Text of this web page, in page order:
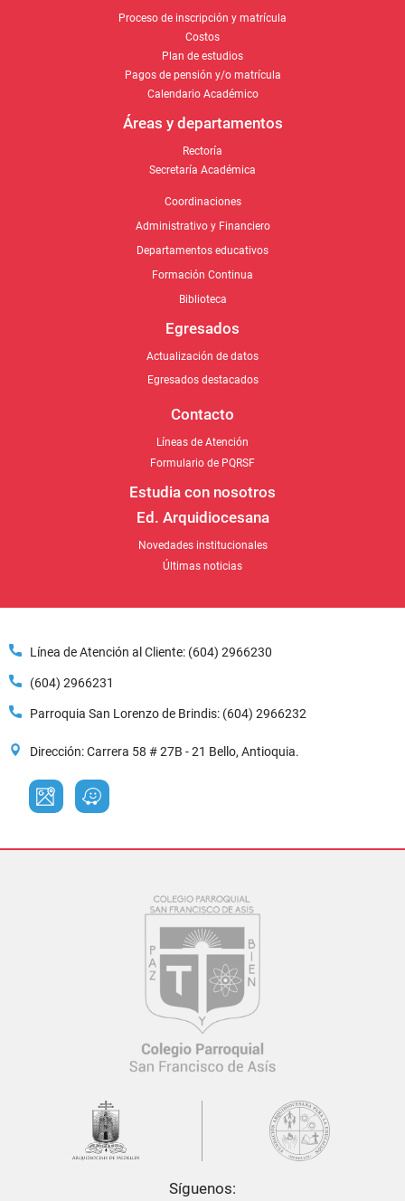
Proceso de inscripción y matrícula
Costos
Plan de estudios
Pagos de pensión y/o matrícula
Calendario Académico
Áreas y departamentos
Rectoría
Secretaría Académica
Coordinaciones
Administrativo y Financiero
Departamentos educativos
Formación Continua
Biblioteca
Egresados
Actualización de datos
Egresados destacados
Contacto
Líneas de Atención
Formulario de PQRSF
Estudia con nosotros
Ed. Arquidiocesana
Novedades institucionales
Últimas noticias
Línea de Atención al Cliente: (604) 2966230
(604) 2966231
Parroquia San Lorenzo de Brindis: (604) 2966232
Dirección: Carrera 58 # 27B - 21 Bello, Antioquia.
Síguenos: